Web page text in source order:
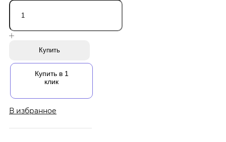
Купить
Купить в 1
клик
В избранное